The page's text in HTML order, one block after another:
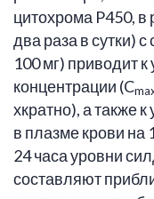
цитохрома P450, в
два раза в сутки)
100 мг) приводит
концентрации (C
хкратно), а также
в плазме крови на
24 часа уровни
составляют